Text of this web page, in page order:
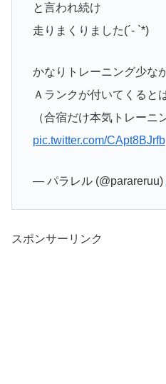
と言われ続け
走りまくりました(´- `*)
かなりトレーニング少な
Ａランクが付いてくると
（合宿だけ本気トレーニ
pic.twitter.com/CApt8BJrfb
— パラレル (@parareruu)
スポンサーリンク